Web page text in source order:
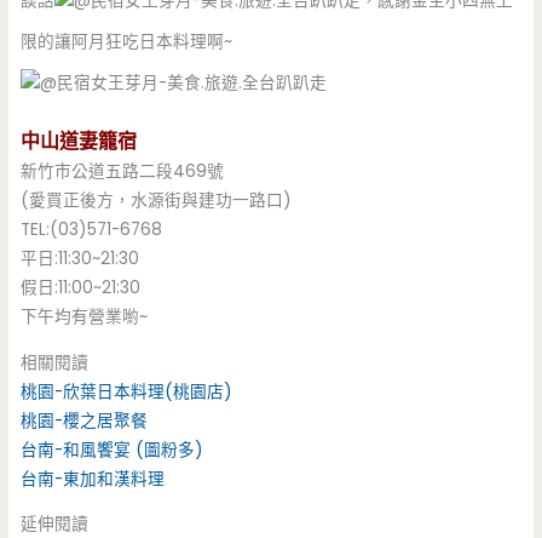
限的讓阿月狂吃日本料理啊~
中山道妻籠宿
新竹市公道五路二段469號
(愛買正後方，水源街與建功一路口)
TEL:(03)571-6768
平日:11:30~21:30
假日:11:00~21:30
下午均有營業喲~
相關閱讀
桃園-欣葉日本料理(桃園店)
桃園-櫻之居聚餐
台南-和風饗宴 (圖粉多)
台南-東加和漢料理
延伸閱讀